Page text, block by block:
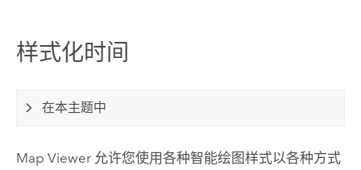
样式化时间
在本主题中
Map Viewer允许您使用各种智能绘图样式以各种方式